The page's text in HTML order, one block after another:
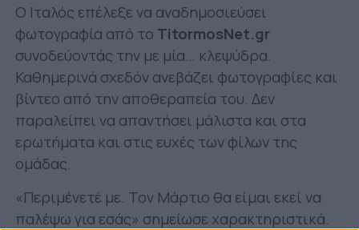
Ο Ιταλός επέλεξε να αναδημοσιεύσει
φωτογραφία από το TitormosNet.gr
συνοδεύοντάς την με μία… κλεψύδρα.
Καθημερινά σχεδόν ανεβάζει φωτογραφίες και
βίντεο από την αποθεραπεία του. Δεν
παραλείπει να απαντήσει μάλιστα και στα
ερωτήματα και στις ευχές των φίλων της
ομάδας.
«Περιμένετέ με. Τον Μάρτιο θα είμαι εκεί να
παλέψω για εσάς» σημείωσε χαρακτηριστικά.